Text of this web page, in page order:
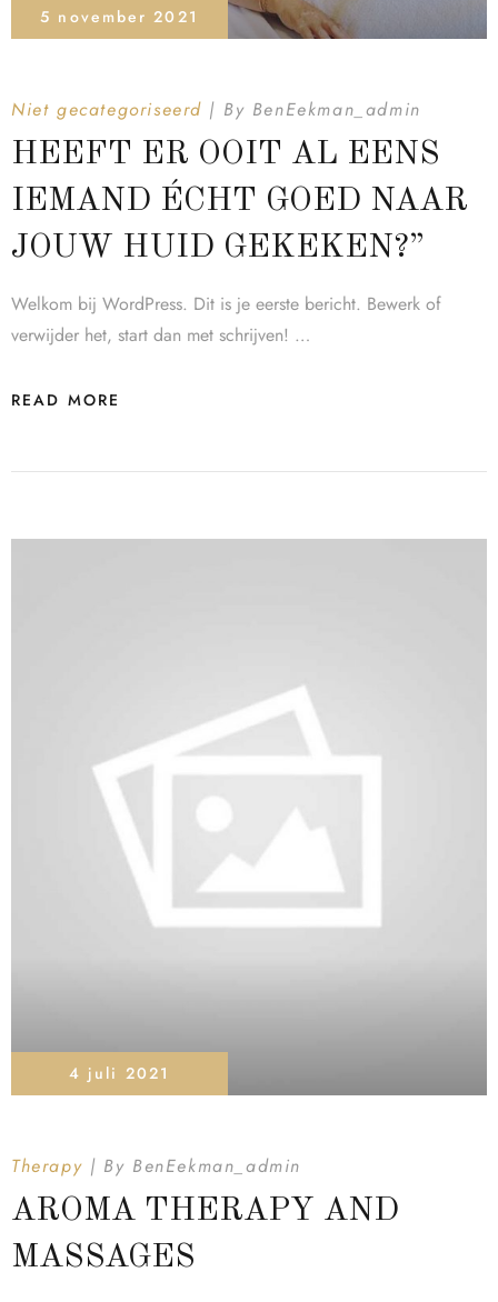
5 november 2021
Niet gecategoriseerd By BenEekman_admin
HEEFT ER OOIT AL EENS
IEMAND ÉCHT GOED NAAR
JOUW HUID GEKEKEN?”
Welkom bij WordPress. Dit is je eerste bericht. Bewerk of
verwijder het, start dan met schrijven! …
READ MORE
4 juli 2021
Therapy By BenEekman_admin
AROMA THERAPY AND
MASSAGES